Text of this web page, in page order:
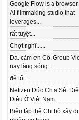
Google Flow is a
AI filmmaking studio that
leverages...
rất tuyệt...
Chợt nghĩ......
Dạ, cảm ơn Cô. Group
nay lặng sóng...
đề tốt...
Netizen Đức Chia Sẻ:
Diệu Ở Việt Nam...
Biểu tập thể Chi bộ xây